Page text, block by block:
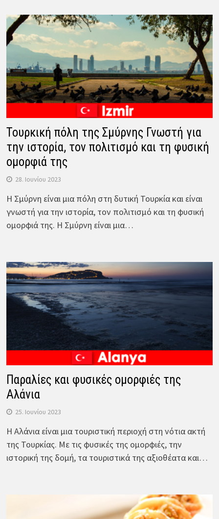
Τουρκική πόλη της Σμύρνης Γνωστή για
την ιστορία, τον πολιτισμό και τη φυσική
ομορφιά της
28. Ιουνίου 2023
Η Σμύρνη είναι μια πόλη στη δυτική Τουρκία και είναι
γνωστή για την ιστορία, τον πολιτισμό και τη φυσική
ομορφιά της. Η Σμύρνη είναι μια…
Παραλίες και φυσικές ομορφιές της
Αλάνια
25. Ιουνίου 2023
Η Αλάνια είναι μια τουριστική περιοχή στη νότια ακτή
της Τουρκίας. Με τις φυσικές της ομορφιές, την
ιστορική της δομή, τα τουριστικά της αξιοθέατα και…